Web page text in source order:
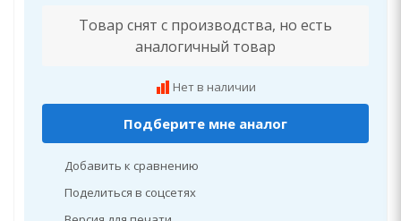
Товар снят с производства, но есть
аналогичный товар
Нет в наличии
Подберите мне аналог
Добавить к сравнению
Поделиться в соцсетях